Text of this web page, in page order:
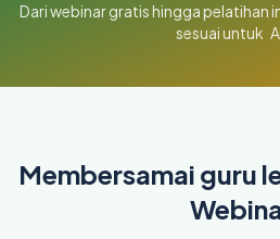
Dari webinar gratis hingga pelatihan
sesuai untuk
Membersamai guru